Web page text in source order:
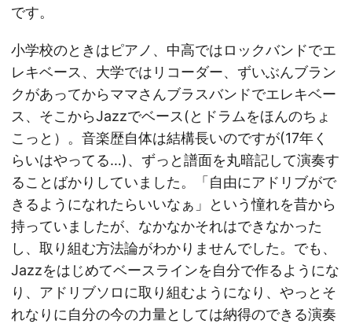
です。
小学校のときはピアノ、中高ではロックバンドでエ
レキベース、大学ではリコーダー、ずいぶんブラン
クがあってからママさんブラスバンドでエレキベー
ス、そこからJazzでベース(とドラムをほんのちょ
こっと）。音楽歴自体は結構長いのですが(17年く
らいはやってる…)、ずっと譜面を丸暗記して演奏す
ることばかりしていました。「自由にアドリブがで
きるようになれたらいいなぁ」という憧れを昔から
持っていましたが、なかなかそれはできなかった
し、取り組む方法論がわかりませんでした。でも、
Jazzをはじめてベースラインを自分で作るようにな
り、アドリブソロに取り組むようになり、やっとそ
れなりに自分の今の力量としては納得のできる演奏